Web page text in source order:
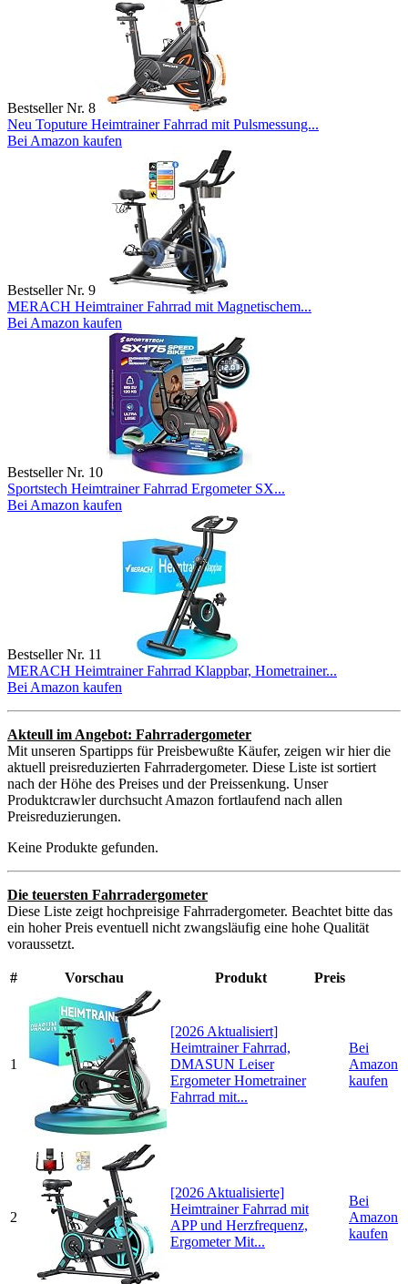
Bestseller Nr. 8
Neu Toputure Heimtrainer Fahrrad mit Pulsmessung...
Bei Amazon kaufen
Bestseller Nr. 9
MERACH Heimtrainer Fahrrad mit Magnetischem...
Bei Amazon kaufen
Bestseller Nr. 10
Sportstech Heimtrainer Fahrrad Ergometer SX...
Bei Amazon kaufen
Bestseller Nr. 11
MERACH Heimtrainer Fahrrad Klappbar, Hometrainer...
Bei Amazon kaufen
Akteull im Angebot: Fahrradergometer
Mit unseren Spartipps für Preisbewußte Käufer, zeigen wir hier die
aktuell preisreduzierten Fahrradergometer. Diese Liste ist sortiert
nach der Höhe des Preises und der Preissenkung. Unser
Produktcrawler durchsucht Amazon fortlaufend nach allen
Preisreduzierungen.
Keine Produkte gefunden.
Die teuersten Fahrradergometer
Diese Liste zeigt hochpreisige Fahrradergometer. Beachtet bitte das
ein hoher Preis eventuell nicht zwangsläufig eine hohe Qualität
voraussetzt.
# Vorschau Produkt Preis
1
[2026 Aktualisiert]
Heimtrainer Fahrrad,
DMASUN Leiser
Ergometer Hometrainer
Fahrrad mit...
Bei
Amazon
kaufen
2
[2026 Aktualisierte]
Heimtrainer Fahrrad mit
APP und Herzfrequenz,
Ergometer Mit...
Bei
Amazon
kaufen